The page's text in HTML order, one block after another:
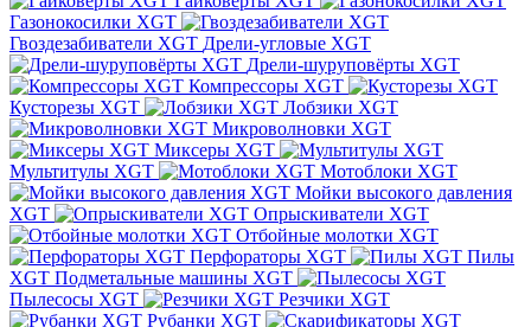
Газонокосилки XGT
Гвоздезабиватели XGT Дрели-угловые XGT
Дрели-шуруповёрты XGT
Компрессоры XGT
Кусторезы XGT
Лобзики XGT
Микроволновки XGT
Миксеры XGT
Мультитулы XGT
Мотоблоки XGT
Мойки высокого давления
XGT
Опрыскиватели XGT
Отбойные молотки XGT
Перфораторы XGT
Пилы
XGT Подметальные машины XGT
Пылесосы XGT
Резчики XGT
Рубанки XGT